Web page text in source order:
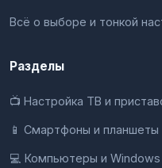
Всё о выборе и тонкой
Разделы
📺 Настройка ТВ и
📱 Смартфоны и планшеты
💻 Компьютеры и Windows